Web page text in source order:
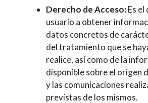
Derecho de Acceso:Es
usuario a obtener
datos concretos de
del tratamiento que se
realice, así como de la
disponible sobre el origen
y las comunicaciones
previstas de los mismos.